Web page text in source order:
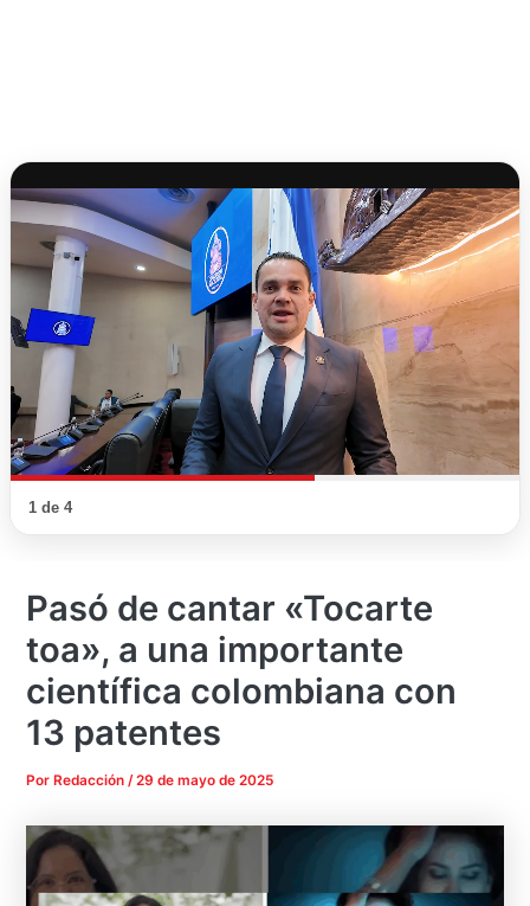
1 de 4
Pasó de cantar «Tocarte
toa», a una importante
científica colombiana con
13 patentes
Por Redacción/29 de mayo de 2025